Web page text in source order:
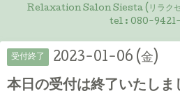
Relaxation Salon Siesta (リラクゼ
tel : 080-
受付終了 2023-01-06 (金)
本日の受付は終了いたしま